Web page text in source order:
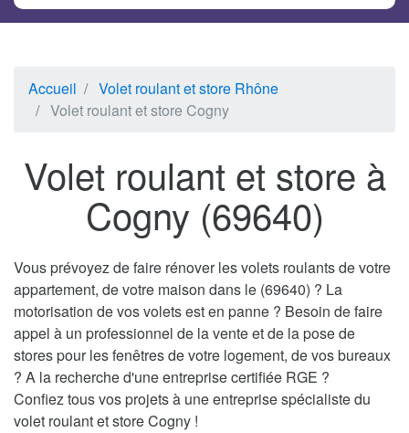
Accueil
Volet roulant et store Rhône
Volet roulant et store Cogny
Volet roulant et store à
Cogny (69640)
Vous prévoyez de faire rénover les volets roulants de votre
appartement, de votre maison dans le (69640) ? La
motorisation de vos volets est en panne ? Besoin de faire
appel à un professionnel de la vente et de la pose de
stores pour les fenêtres de votre logement, de vos bureaux
? A la recherche d'une entreprise certifiée RGE ?
Confiez tous vos projets à une entreprise spécialiste du
volet roulant et store Cogny !